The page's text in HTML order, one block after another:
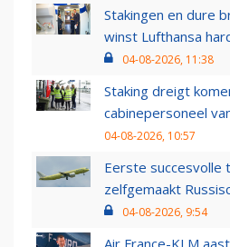
Stakingen en dure
winst Lufthansa
04-08-2026, 11:38
Staking dreigt
cabinepersoneel
04-08-2026, 10:57
Eerste succesvolle
zelfgemaakt
04-08-2026, 9:54